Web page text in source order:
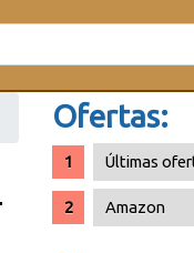
Ofertas:
Últimas
Amazon